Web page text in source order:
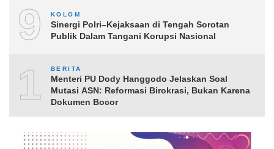
9 KOLOM
Sinergi Polri–Kejaksaan di Tengah Sorotan
Publik Dalam Tangani Korupsi Nasional
10BERITA
Menteri PU Dody Hanggodo Jelaskan Soal
Mutasi ASN: Reformasi Birokrasi, Bukan Karena
Dokumen Bocor